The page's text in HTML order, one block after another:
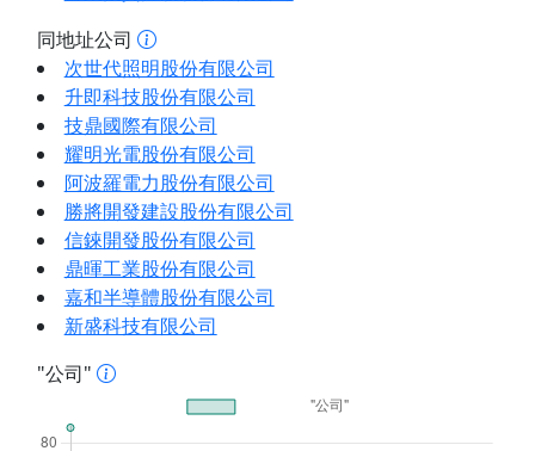
同地址公司
次世代照明股份有限公司
升即科技股份有限公司
技鼎國際有限公司
耀明光電股份有限公司
阿波羅電力股份有限公司
勝將開發建設股份有限公司
信錸開發股份有限公司
鼎暉工業股份有限公司
嘉和半導體股份有限公司
新盛科技有限公司
"公司"